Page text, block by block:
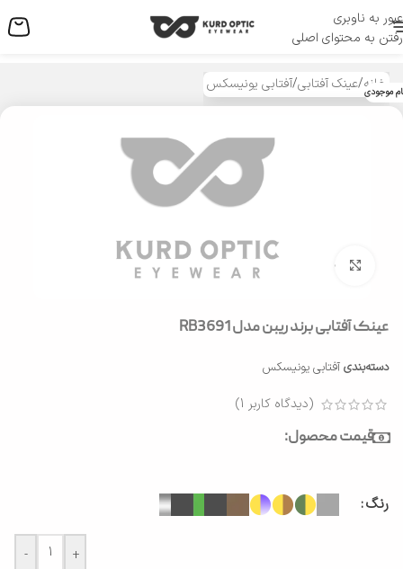
عبور به ناوبری
رفتن به محتوای اصلی
منو
خانه/عینک آفتابی/آفتابی یونیسکس موجودی
بزرگنمایی تصویر
عینک آفتابی برند ریبن مدل RB3691
دسته‌بندی آفتابی یونیسکس
(دیدگاه کاربر 1
)
قیمت محصول:
رنگ
- +